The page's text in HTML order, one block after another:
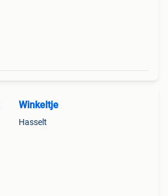
Winkeltje
Hasselt